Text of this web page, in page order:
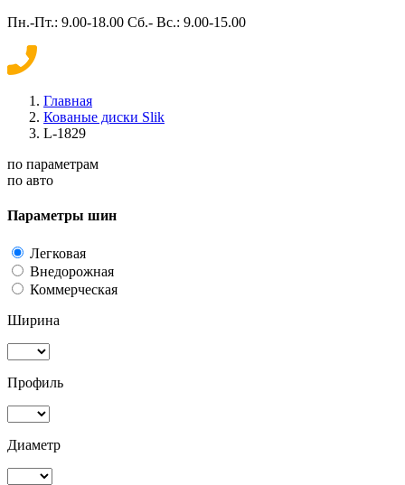
Пн.-Пт.: 9.00-18.00 Сб.- Вс.: 9.00-15.00
Главная
Кованые диски Slik
L-1829
по параметрам
по авто
Параметры шин
Легковая
Внедорожная
Коммерческая
Ширина
Профиль
Диаметр